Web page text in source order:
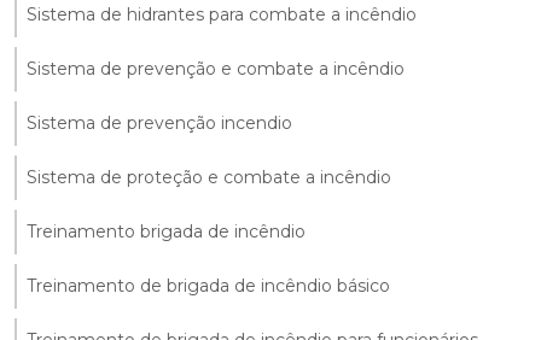
Sistema de hidrantes para combate a incêndio
Sistema de prevenção e combate a incêndio
Sistema de prevenção incendio
Sistema de proteção e combate a incêndio
Treinamento brigada de incêndio
Treinamento de brigada de incêndio básico